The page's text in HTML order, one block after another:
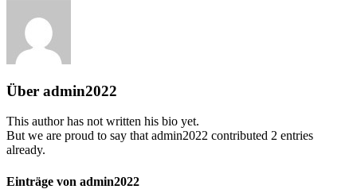
Über admin2022
This author has not written his bio yet.
But we are proud to say that admin2022 contributed 2 entries
already.
Einträge von admin2022